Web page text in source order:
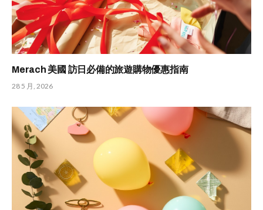
Merach 美國 訪日必備的旅遊購物優惠指南
28 5 月, 2026